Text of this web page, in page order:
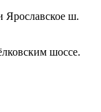
Ярославское ш.
шоссе.